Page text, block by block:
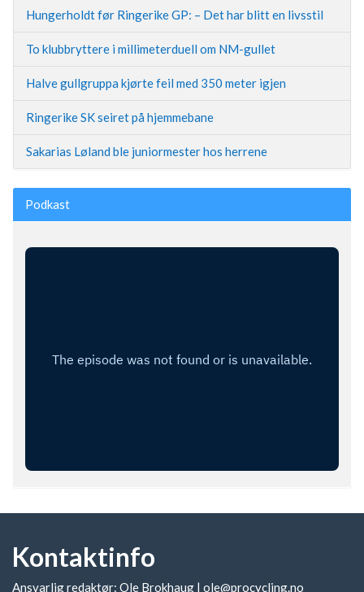
Hungerholdt før Ringerike GP: – Det har blitt en livsstil
To klubbryttere i millimeterduell om NM-gullet
Halve gullgruppa kjørte feil med 350 meter igjen
Ringerike SK seiret på hjemmebane
Sakarias Løland ble juniormester hos herrene
Podkast
Kontaktinfo
Ansvarlig redaktør: Ole Brokhaug | ole@procycling.no